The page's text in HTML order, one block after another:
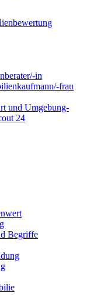
in
frau
und Umgebung-
24
Begriffe